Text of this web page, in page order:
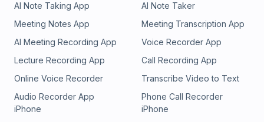
AI Note Taking App
AI Note Taker
Meeting Notes App
Meeting Transcription App
AI Meeting Recording App
Voice Recorder App
Lecture Recording App
Call Recording App
Online Voice Recorder
Transcribe Video to Text
Audio Recorder App
iPhone
Phone Call Recorder
iPhone